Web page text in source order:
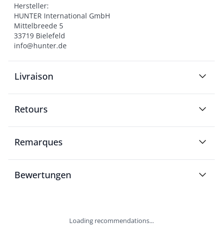
Hersteller:
HUNTER International GmbH
Mittelbreede 5
33719 Bielefeld
info@hunter.de
Livraison
Retours
Remarques
Bewertungen
Loading recommendations...